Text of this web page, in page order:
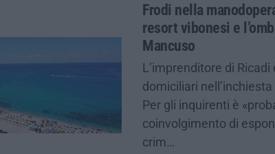
Frodi nella
resort vibonesi e
Mancuso
L’imprenditore di Ricadi
domiciliari
Per gli inquirenti è
coinvolgimento di
crim…